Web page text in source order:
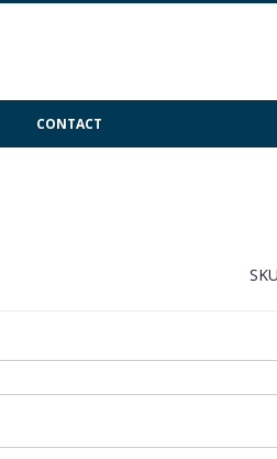
CONTACT
SKU